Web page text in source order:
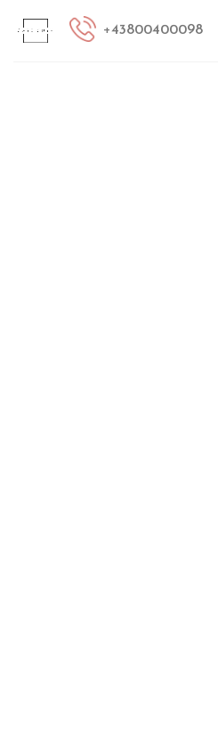
+43800400098